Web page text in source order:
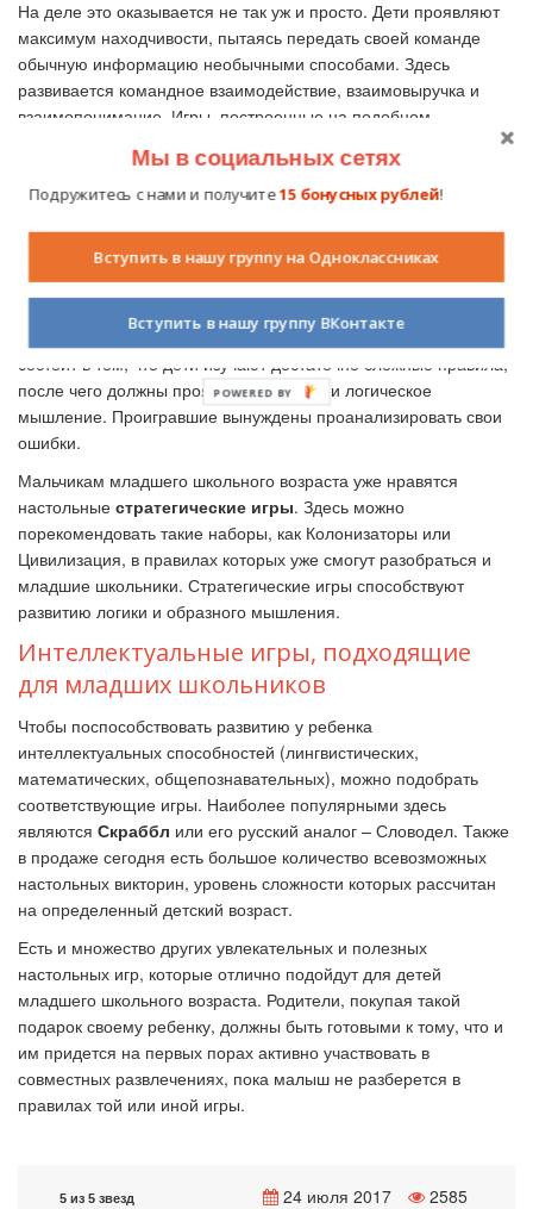
На деле это оказывается не так уж и просто. Дети проявляют
максимум находчивости, пытаясь передать своей команде
обычную информацию необычными способами. Здесь
развивается командное взаимодействие, взаимовыручка и
взаимопонимание. Игры, построенные на подобном
Еще одним популярным видом являются современные
карточные игры. Здесь используются необычные карты.
Например, в такой игре, как Uno, есть самые разные
тематические наборы. Мальчикам очень нравятся карты с
любимых мультипликационных сериалов. Польза здесь
состоит в том, что дети изучают достаточно сложные правила,
после чего должны проявить внимание и логическое
мышление. Проигравшие вынуждены проанализировать свои
ошибки.
Мальчикам младшего школьного возраста уже нравятся
настольные стратегические игры. Здесь можно
порекомендовать такие наборы, как Колонизаторы или
Цивилизация, в правилах которых уже смогут разобраться и
младшие школьники. Стратегические игры способствуют
развитию логики и образного мышления.
Интеллектуальные игры, подходящие
для младших школьников
Чтобы поспособствовать развитию у ребенка
интеллектуальных способностей (лингвистических,
математических, общепознавательных), можно подобрать
соответствующие игры. Наиболее популярными здесь
являются Скраббл или его русский аналог – Словодел. Также
в продаже сегодня есть большое количество всевозможных
настольных викторин, уровень сложности которых рассчитан
на определенный детский возраст.
Есть и множество других увлекательных и полезных
настольных игр, которые отлично подойдут для детей
младшего школьного возраста. Родители, покупая такой
подарок своему ребенку, должны быть готовыми к тому, что и
им придется на первых порах активно участвовать в
совместных развлечениях, пока малыш не разберется в
правилах той или иной игры.
5 из 5 звезд
24 июля 2017
2585
Мы в социальных сетях
Подружитесь с нами и получите15 бонусных рублей!
Вступить в нашу группу на Одноклассниках
Вступить в нашу группу ВКонтакте
POWERED BY